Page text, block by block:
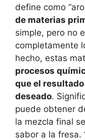
define como
de materias
simple, pero no
completamente
hecho, estas
procesos
que el
deseado.
puede obtener
la mezcla final
sabor a la fresa.